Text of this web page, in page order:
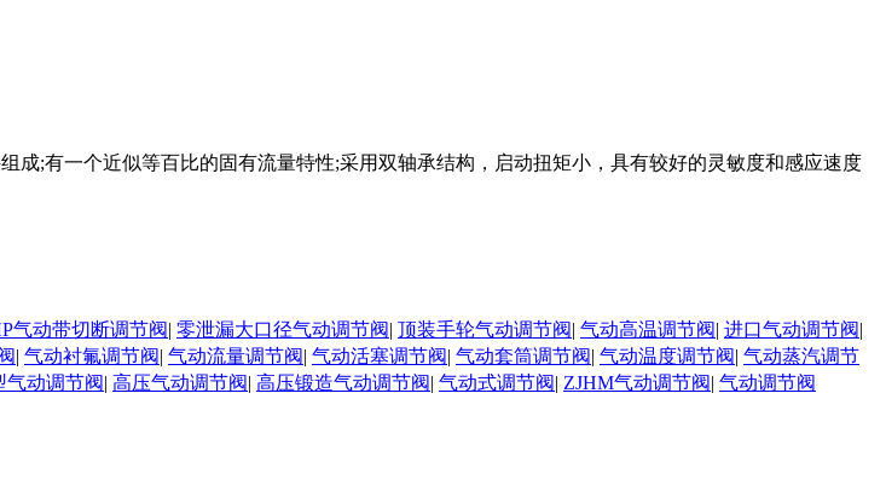
;有一个近似等百比的固有流量特性;采用双轴承结构，启动扭矩小，具有较好的灵敏度和感应速度
气动带切断调节阀| 零泄漏大口径气动调节阀| 顶装手轮气动调节阀| 气动高温调节阀| 进口气动调节阀|
| 气动衬氟调节阀| 气动流量调节阀| 气动活塞调节阀| 气动套筒调节阀| 气动温度调节阀| 气动蒸汽调节
气动调节阀| 高压气动调节阀| 高压锻造气动调节阀| 气动式调节阀| ZJHM气动调节阀| 气动调节阀